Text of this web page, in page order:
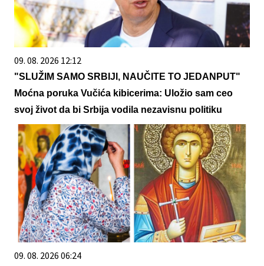
09. 08. 2026 12:12
"SLUŽIM SAMO SRBIJI, NAUČITE TO JEDANPUT"
Moćna poruka Vučića kibicerima: Uložio sam ceo
svoj život da bi Srbija vodila nezavisnu politiku
09. 08. 2026 06:24